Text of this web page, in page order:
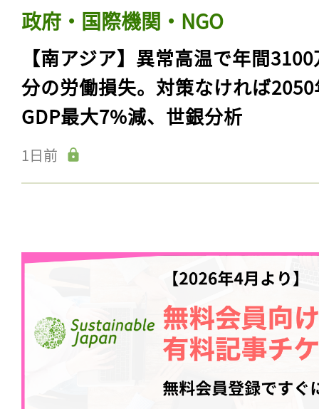
政府・国際機関・NGO
【南アジア】異常高温で年間
分の労働損失。対策なければ
GDP最大7%減、世銀分析
1日前